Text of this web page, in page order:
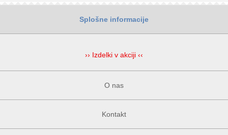
Splošne informacije
›› Izdelki v akciji ‹‹
O nas
Kontakt